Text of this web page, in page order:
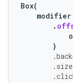
Box(
modifier
.
}
.
. size
.